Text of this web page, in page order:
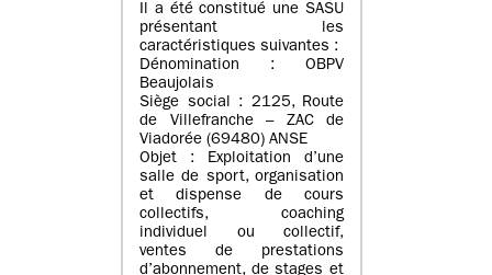
Il a été constitué une SASU
présentant les
caractéristiques suivantes :
Dénomination : OBPV
Beaujolais
Siège social : 2125, Route
de Villefranche – ZAC de
Viadorée (69480) ANSE
Objet : Exploitation d’une
salle de sport, organisation
et dispense de cours
collectifs, coaching
individuel ou collectif,
ventes de prestations
d’abonnement, de stages et